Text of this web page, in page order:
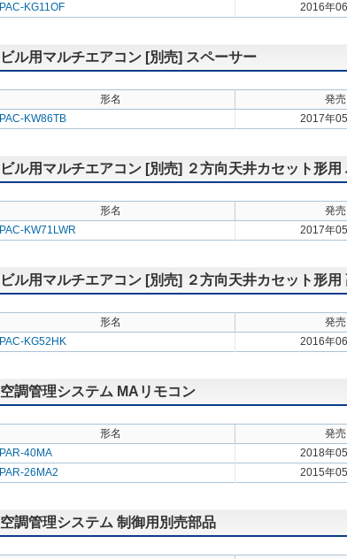
PAC-KG11OF
2016年
ビル用マルチエアコン [別売] スペーサー
形名 発売
PAC-KW86TB
2017年
ビル用マルチエアコン [別売] ２方向天井カセット形用
形名 発売
PAC-KW71LWR
2017年
ビル用マルチエアコン [別売] ２方向天井カセット形用
形名 発売
PAC-KG52HK
2016年
空調管理システム MAリモコン
形名 発売
PAR-40MA
2018年
PAR-26MA2
2015年
空調管理システム 制御用別売部品